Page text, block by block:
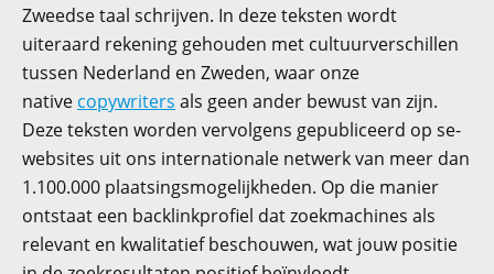
Zweedse taal schrijven. In deze teksten wordt
uiteraard rekening gehouden met cultuurverschillen
tussen Nederland en Zweden, waar onze
native copywriters als geen ander bewust van zijn.
Deze teksten worden vervolgens gepubliceerd op se-
websites uit ons internationale netwerk van meer dan
1.100.000 plaatsingsmogelijkheden. Op die manier
ontstaat een backlinkprofiel dat zoekmachines als
relevant en kwalitatief beschouwen, wat jouw positie